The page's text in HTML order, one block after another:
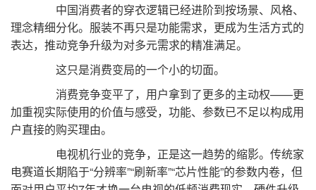
中国消费者的穿衣逻辑已经进阶到按场景、风格、
理念精细分化。服装不再只是功能需求，更成为生活方式的
表达，推动竞争升级为对多元需求的精准满足。
这只是消费变局的一个小的切面。
消费竞争变平了，用户拿到了更多的主动权——更
加重视实际使用的价值与感受，功能、参数已不足以构成用
户直接的购买理由。
电视机行业的竞争，正是这一趋势的缩影。传统家
电赛道长期陷于“分辨率”“刷新率”“芯片性能”的参数内卷，但